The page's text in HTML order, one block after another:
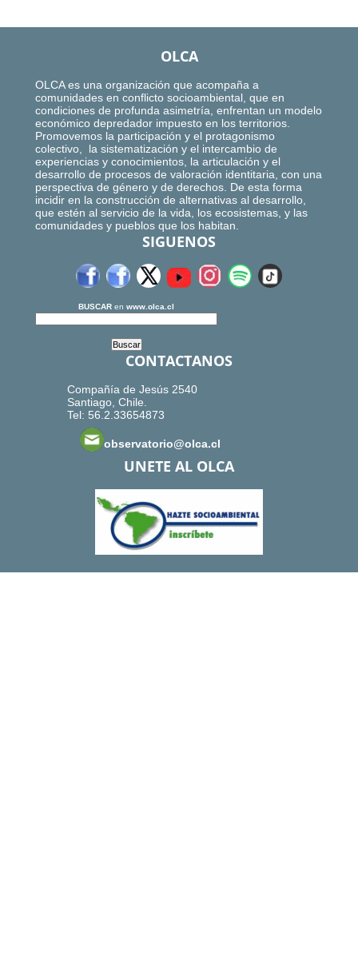
OLCA
OLCA es una organización que acompaña a
comunidades en conflicto socioambiental, que en
condiciones de profunda asimetría, enfrentan un modelo
económico depredador impuesto en los territorios.
Promovemos la participación y el protagonismo
colectivo, la sistematización y el intercambio de
experiencias y conocimientos, la articulación y el
desarrollo de procesos de valoración identitaria, con una
perspectiva de género y de derechos. De esta forma
incidir en la construcción de alternativas al desarrollo,
que estén al servicio de la vida, los ecosistemas, y las
comunidades y pueblos que los habitan.
SIGUENOS
BUSCAR en www.olca.cl
CONTACTANOS
Compañía de Jesús 2540
Santiago, Chile.
Tel: 56.2.33654873
observatorio@olca.cl
UNETE AL OLCA